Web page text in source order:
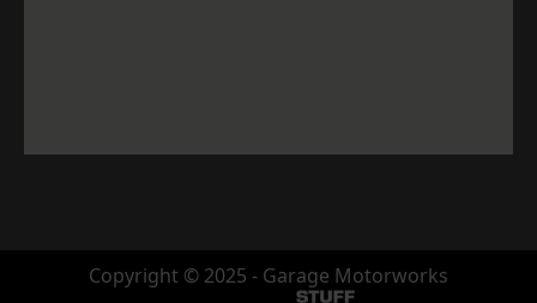
Copyright © 2025 - Garage Motorworks